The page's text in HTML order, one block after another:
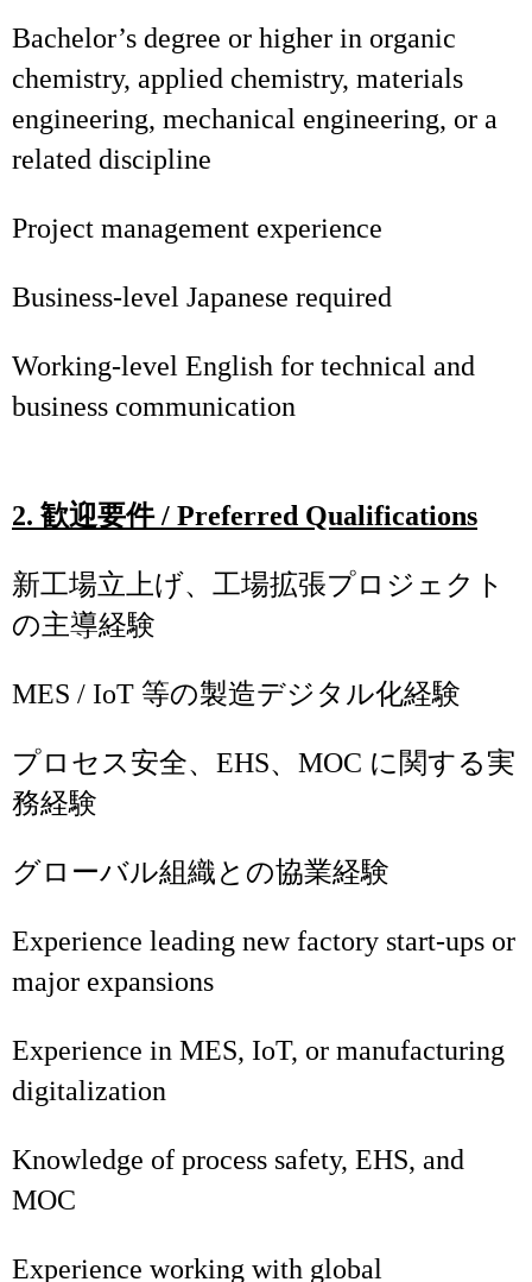
Bachelor’s degree or higher in organic
chemistry, applied chemistry, materials
engineering, mechanical engineering, or a
related discipline
Project management experience
Business‑level Japanese required
Working‑level English for technical and
business communication
2. 歓迎要件/ Preferred Qualifications
新工場立上げ、工場拡張プロジェクト
の主導経験
MES / IoT 等の製造デジタル化経験
プロセス安全、EHS、MOC に関する実
務経験
グローバル組織との協業経験
Experience leading new factory start‑ups or
major expansions
Experience in MES, IoT, or manufacturing
digitalization
Knowledge of process safety, EHS, and
MOC
Experience working with global